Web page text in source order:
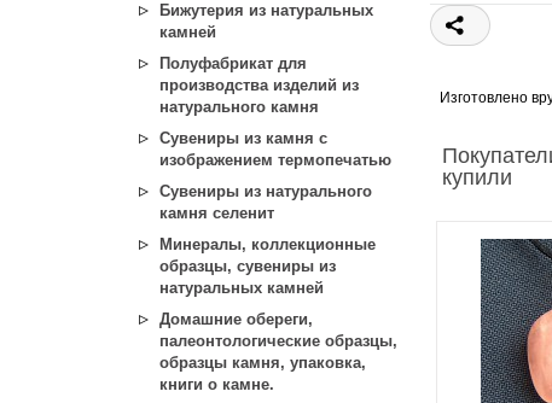
Бижутерия из натуральных
камней
Полуфабрикат для
производства изделий из
натурального камня
Сувениры из камня с
изображением термопечатью
Сувениры из натурального
камня селенит
Минералы, коллекционные
образцы, сувениры из
натуральных камней
Домашние обереги,
палеонтологические образцы,
образцы камня, упаковка,
книги о камне.
Изготовлено
купили